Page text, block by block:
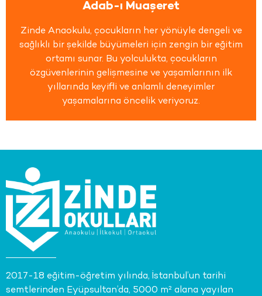
Adab-ı Muaşeret
Zinde Anaokulu, çocukların her yönüyle dengeli ve
sağlıklı bir şekilde büyümeleri için zengin bir eğitim
ortamı sunar. Bu yolculukta, çocukların
özgüvenlerinin gelişmesine ve yaşamlarının ilk
yıllarında keyifli ve anlamlı deneyimler
yaşamalarına öncelik veriyoruz.
2017-18 eğitim-öğretim yılında, İstanbul’un tarihi
semtlerinden Eyüpsultan’da, 5000 m² alana yayılan